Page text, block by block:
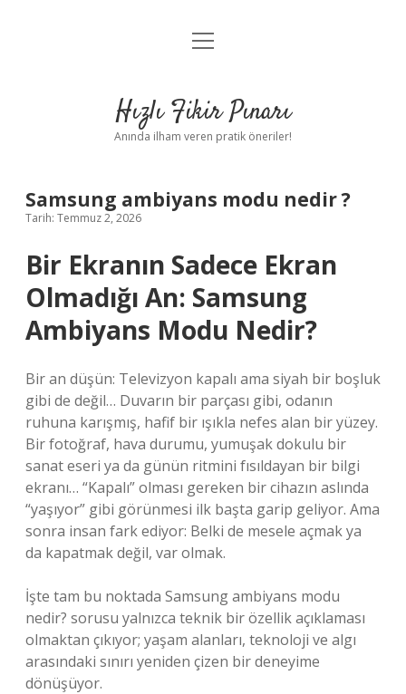
Anasayfa
Yasal Uyarı
menüyü
Hızlı Fikir Pınarı
Anında ilham veren pratik öneriler!
Samsung ambiyans modu nedir ?
Tarih: Temmuz 2, 2026
Bir Ekranın Sadece Ekran
Olmadığı An: Samsung
Ambiyans Modu Nedir?
Bir an düşün: Televizyon kapalı ama siyah bir boşluk
gibi de değil… Duvarın bir parçası gibi, odanın
ruhuna karışmış, hafif bir ışıkla nefes alan bir yüzey.
Bir fotoğraf, hava durumu, yumuşak dokulu bir
sanat eseri ya da günün ritmini fısıldayan bir bilgi
ekranı… “Kapalı” olması gereken bir cihazın aslında
“yaşıyor” gibi görünmesi ilk başta garip geliyor. Ama
sonra insan fark ediyor: Belki de mesele açmak ya
da kapatmak değil, var olmak.
İşte tam bu noktada Samsung ambiyans modu
nedir? sorusu yalnızca teknik bir özellik açıklaması
olmaktan çıkıyor; yaşam alanları, teknoloji ve algı
arasındaki sınırı yeniden çizen bir deneyime
dönüşüyor.